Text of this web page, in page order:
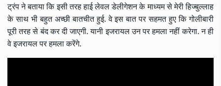
ट्रंप ने बताया कि इसी तरह हाई लेवल डेलीगेशन के माध्यम से मेरी हिज्बुल्लाह
के साथ भी बहुत अच्छी बातचीत हुई. वे इस बात पर सहमत हुए कि गोलीबारी
पूरी तरह से बंद कर दी जाएगी. यानी इजरायल उन पर हमला नहीं करेगा. न ही
वे इजरायल पर हमला करेंगे.